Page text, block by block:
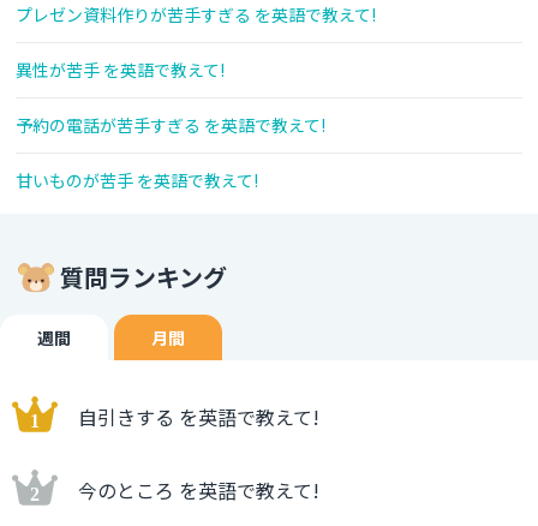
プレゼン資料作りが苦手すぎる を英語で教えて!
異性が苦手 を英語で教えて!
予約の電話が苦手すぎる を英語で教えて!
甘いものが苦手 を英語で教えて!
質問ランキング
週間 月間
自引きする を英語で教えて!
今のところ を英語で教えて!